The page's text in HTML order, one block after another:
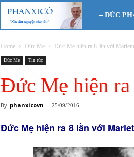
Phanxicô
– ĐỨC
Home Đức Mẹ Đức Mẹ hiện ra 8 lần với
Đức Mẹ Tin tức
Đức Mẹ hiện
By phanxicovn - 25/09/2016
Đức Mẹ hiện ra 8 lần với